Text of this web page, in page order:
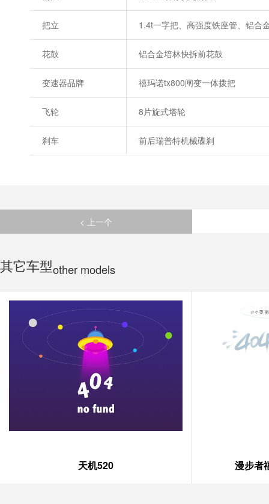
把立 1.4t一字把、高强度铁座管、铝合
花鼓 铝合金培林快拆前花鼓
变速器品牌 禧玛诺tx800闸变一体拨把
飞轮 8片旋式塔轮
刹车 前后瑞普特机械碟刹
< 上一个
其它车型other models
天机520 漫步者